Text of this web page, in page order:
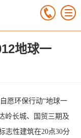
地球一
愿环保行动“地球一
岭长城、国贸三期及
志性建筑在20点30分